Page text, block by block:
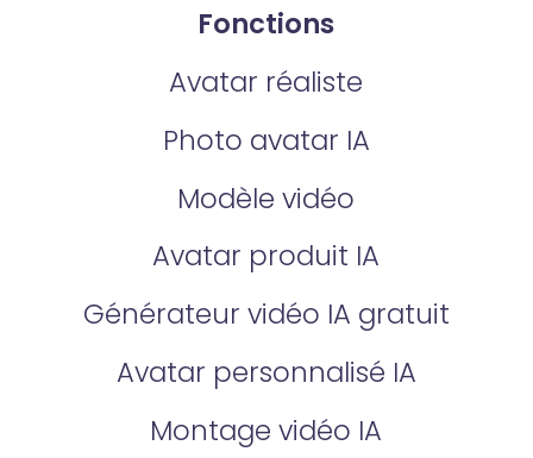
Fonctions
Avatar réaliste
Photo avatar IA
Modèle vidéo
Avatar produit IA
Générateur vidéo IA gratuit
Avatar personnalisé IA
Montage vidéo IA